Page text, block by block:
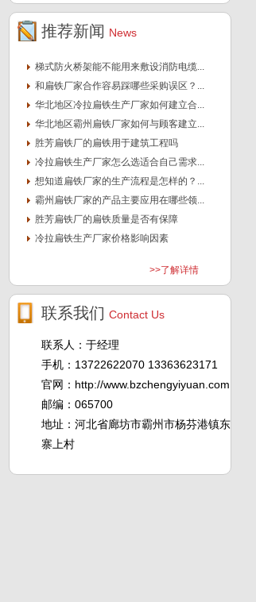
推荐新闻 News
梯式防火桥架能不能用来敷设消防电缆...
和扁铁厂家合作容易踩哪些采购误区？...
华北地区冷拉扁铁生产厂家如何建立合...
华北地区霸州扁铁厂家如何与顾客建立...
胜芳扁铁厂的扁铁用于建筑工程吗
冷拉扁铁生产厂家怎么选适合自己需求...
想知道扁铁厂家的生产流程是怎样的？...
霸州扁铁厂家的产品主要应用在哪些领...
胜芳扁铁厂的扁铁质量是否有保障
冷拉扁铁生产厂家价格影响因素
>>了解详情
联系我们 Contact Us
联系人：于经理
手机：13722622070 13363623171
官网：http://www.bzchengyiyuan.com
邮编：065700
地址：河北省廊坊市霸州市杨芬港镇东
寨上村